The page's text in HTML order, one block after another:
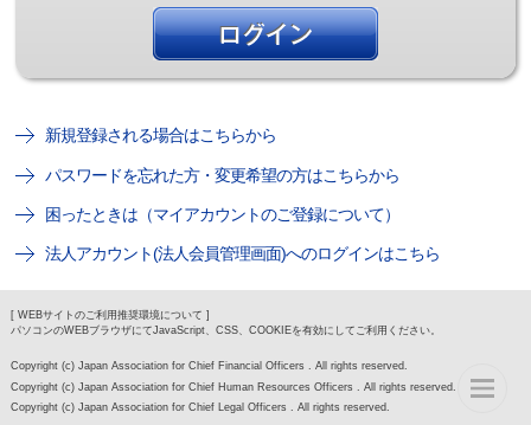
新規登録される場合はこちらから
パスワードを忘れた方・変更希望の方はこちらから
困ったときは（マイアカウントのご登録について）
法人アカウント(法人会員管理画面)へのログインはこちら
[ WEBサイトのご利用推奨環境について ]
パソコンのWEBブラウザにてJavaScript、CSS、COOKIEを有効にしてご利用ください。
Copyright (c) Japan Association for Chief Financial Officers . All rights reserved.
Copyright (c) Japan Association for Chief Human Resources Officers . All rights reserved.
Copyright (c) Japan Association for Chief Legal Officers . All rights reserved.